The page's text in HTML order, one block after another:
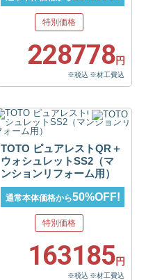
特別価格
228778円
※税込 ※材工費込
TOTO ピュアレストQR＋
ウォシュレットSS2（マ
ンションリフォーム用）
通常本体価格から50%OFF!
特別価格
163185円
※税込 ※材工費込